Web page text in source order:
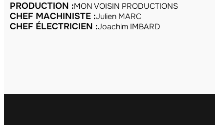
PRODUCTION :MON VOISIN PRODUCTIONS
CHEF MACHINISTE :Julien MARC
CHEF ÉLECTRICIEN :Joachim IMBARD